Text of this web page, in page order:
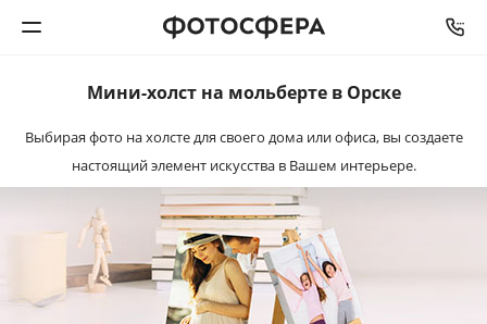
Фотокниги
Календари
Интерьерная печать
Мини-холст на мольберте в Орске
Выбирая фото на холсте для своего дома или офиса, вы создаете
настоящий элемент искусства в Вашем интерьере.